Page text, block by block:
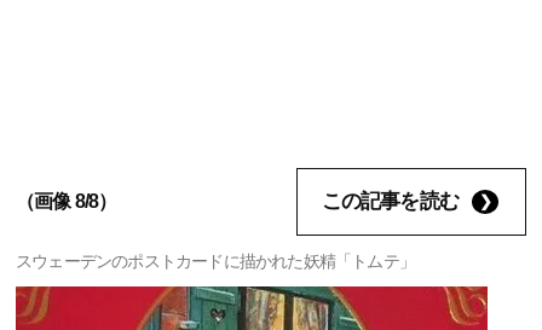
（画像 8/8） この記事を読む
スウェーデンのポストカードに描かれた妖精「トムテ」